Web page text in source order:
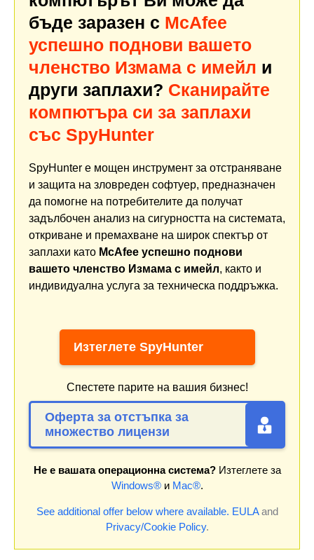
бъде заразен с McAfee
успешно поднови вашето
членство Измама с имейл и
други заплахи? Сканирайте
компютъра си за заплахи
със SpyHunter
SpyHunter е мощен инструмент за отстраняване
и защита на зловреден софтуер, предназначен
да помогне на потребителите да получат
задълбочен анализ на сигурността на системата,
откриване и премахване на широк спектър от
заплахи като McAfee успешно поднови
вашето членство Измама с имейл, както и
индивидуална услуга за техническа поддръжка.
Изтеглете SpyHunter
Спестете парите на вашия бизнес!
Оферта за отстъпка за
множество лицензи
Не е вашата операционна система?Изтеглете за
Windows®и Mac®.
See additional offer below where available. EULAand
Privacy/Cookie Policy.